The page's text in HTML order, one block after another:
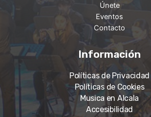
Únete
Eventos
Contacto
Información
Políticas de Privacidad
Políticas de Cookies
Musica en Alcala
Accesibilidad